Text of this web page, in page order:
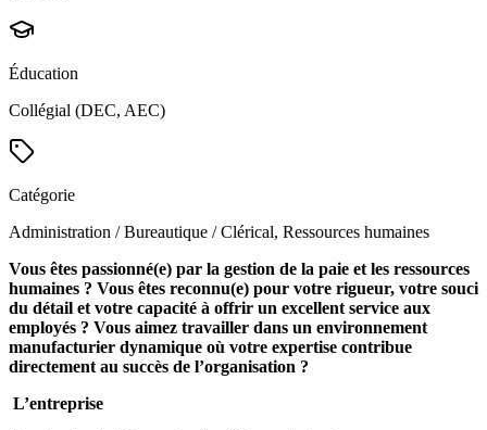
Éducation
Collégial (DEC, AEC)
Catégorie
Administration / Bureautique / Clérical, Ressources humaines
Vous êtes passionné(e) par la gestion de la paie et les ressources
humaines ? Vous êtes reconnu(e) pour votre rigueur, votre souci
du détail et votre capacité à offrir un excellent service aux
employés ? Vous aimez travailler dans un environnement
manufacturier dynamique où votre expertise contribue
directement au succès de l’organisation ?
L’entreprise